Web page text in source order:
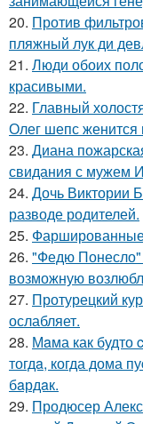
20. Против
пляжный лук ди
21. Люди обоих
красивыми.
22. Главный
Олег шепс женится
23. Диана
свидания с мужем
24. Дочь Виктории
разводе родителей.
25.
26. "Федю Понесло"
возможную
27. Протурецкий
ослабляет.
28. Мaма как будто
тогдa, когда дома
бaрдaк.
29. Продюсер